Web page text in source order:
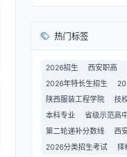
热门标签
2026招生 西安职高
2026年特长生招生
陕西服装工程学院
技
本科专业
省级示范高
第二轮递补分数线
西
2026分类招生考试
择